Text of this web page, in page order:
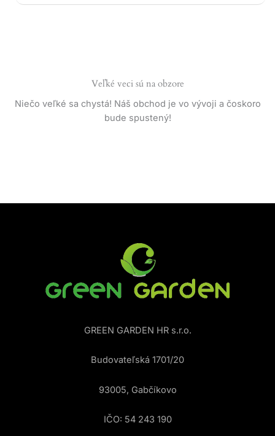
Veľké veci sú na obzore
Niečo veľké sa chystá! Náš obchod je vo vývoji a čoskoro
bude spustený!
GREEN GARDEN HR s.r.o.
Budovateľská 1701/20
93005, Gabčíkovo
IČO: 54 243 190